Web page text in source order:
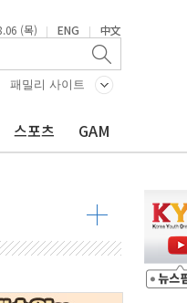
(목) | ENG | 中文
패밀리 사이트
스포츠 GAM